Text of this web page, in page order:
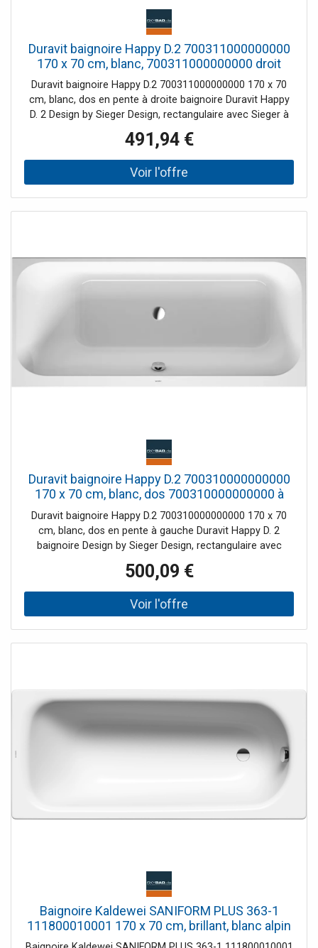
Duravit baignoire Happy D.2 700311000000000
170 x 70 cm, blanc, 700311000000000 droit
Duravit baignoire Happy D.2 700311000000000 170 x 70
cm, blanc, dos en pente à droite baignoire Duravit Happy
D. 2 Design by Sieger Design, rectangulaire avec Sieger à
droite. Version à Sanit acrylique Sanit de 5 mm étiré et
coloré. Options de montage: cadre de base ou support de
baignoire. Intérieur rectangulaire avec coins arrondis.
Profondeur intérieure 460 mm. Jante de bain (LxH)
LED couleur lumière, Chauffage , gestion de l'hygiène UV.
Modules supplémentaires en option pour le système
température L et de l'hygiène UV. Accessoires de salle de
bain: Set de vidage et trop-plein Quadroval (chrome),
remplissage de baignoire (chrome), ensemble de vidage et
de trop-plein, avec entrée au sol (chrome), éclairage LED
coloré, avec télécommande, sonorisation et caches de
491,94 €
Duravit baignoire Happy D.2 700310000000000
170 x 70 cm, blanc, dos 700310000000000 à
gauche
Duravit baignoire Happy D.2 700310000000000 170 x 70
cm, blanc, dos en pente à gauche Duravit Happy D. 2
baignoire Design by Sieger Design, rectangulaire avec
Sieger à gauche. Version à Sanit acrylique Sanit de 5 mm
étiré et coloré. Options de montage: cadre de base ou
support de baignoire. Intérieur rectangulaire avec coins
arrondis. Profondeur intérieure 460 mm. Jante de bain
(LxH) 70x30mm. Dimensions de la base du plateau (Lxl)
LED couleur lumière, Chauffage , gestion de l'hygiène UV.
Modules supplémentaires en option pour le système
Combi L: gestion de la lumière colorée LED, de la
température L et de l'hygiène UV. Accessoires de salle de
bain: Set de vidage et trop-plein Quadroval (chrome),
remplissage de baignoire (chrome), ensemble de vidage et
500,09 €
Baignoire Kaldewei SANIFORM PLUS 363-1
111800010001 170 x 70 cm, brillant, blanc alpin